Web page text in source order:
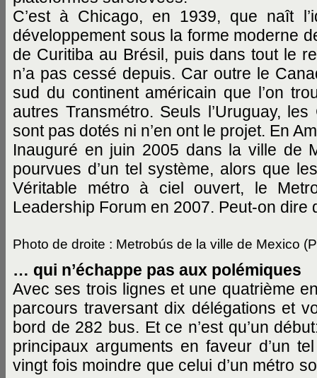
C’est à Chicago, en 1939, que naît
développement sous la forme moderne
de Curitiba au Brésil, puis dans tout le
n’a pas cessé depuis. Car outre le
sud du continent américain que l’on
autres Transmétro. Seuls l’Uruguay,
sont pas dotés ni n’en ont le projet. En
Inauguré en juin 2005 dans la ville de
pourvues d’un tel système, alors que
Véritable métro à ciel ouvert, le
Leadership Forum en 2007. Peut-on dire
Photo de droite : Metrobús de la ville de Mexico
… qui n’échappe pas aux polémiques
Avec ses trois lignes et une quatrième
parcours traversant dix délégations et
bord de 282 bus. Et ce n’est qu’un
principaux arguments en faveur d’un
vingt fois moindre que celui d’un métro